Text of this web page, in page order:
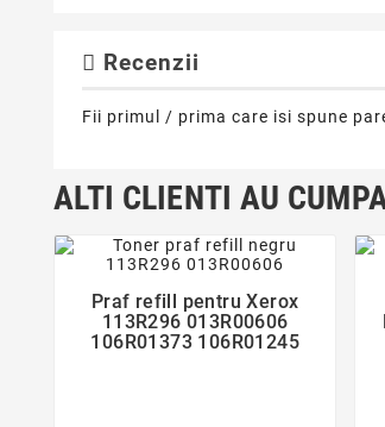
Recenzii
Fii primul / prima care isi spune
ALTI CLIENTI AU

favorite_border
Praf refill pentru Xerox
113R296 013R00606
106R01373 106R01245